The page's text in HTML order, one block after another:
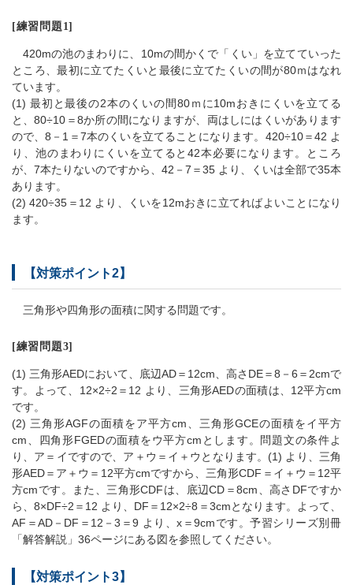
[練習問題1]
420mの池のまわりに、10mの間かくで「くい」を立てていった
ところ、最初に立てたくいと最後に立てたくいの間が80ｍはなれ
ています。
(1) 最初と最後の2本のくいの間80ｍに10mおきにくいを立てる
と、80÷10＝8か所の間になりますが、両はしにはくいがあります
ので、8－1＝7本のくいを立てることになります。420÷10＝42 よ
り、池のまわりにくいを立てると42本必要になります。ところ
が、7本たりないのですから、42－7＝35 より、くいは全部で35本
あります。
(2) 420÷35＝12 より、くいを12mおきに立てればよいことになり
ます。
【対策ポイント2】
三角形や四角形の面積に関する問題です。
[練習問題3]
(1) 三角形AEDにおいて、底辺AD＝12cm、高さDE＝8－6＝2cmで
す。よって、12×2÷2＝12 より、三角形AEDの面積は、12平方cm
です。
(2) 三角形AGFの面積をア平方cm、三角形GCEの面積をイ平方
cm、四角形FGEDの面積をウ平方cmとします。問題文の条件よ
り、ア＝イですので、ア＋ウ＝イ＋ウとなります。(1) より、三角
形AED＝ア＋ウ＝12平方cmですから、三角形CDF＝イ＋ウ＝12平
方cmです。また、三角形CDFは、底辺CD＝8cm、高さDFですか
ら、8×DF÷2＝12 より、DF＝12×2÷8＝3cmとなります。よって、
AF＝AD－DF＝12－3＝9 より、x＝9cmです。予習シリーズ別冊
「解答解説」36ページにある図を参照してください。
【対策ポイント3】